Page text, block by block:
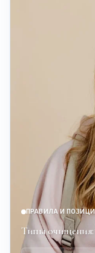
ПРАВИЛА И
Типы очищения: